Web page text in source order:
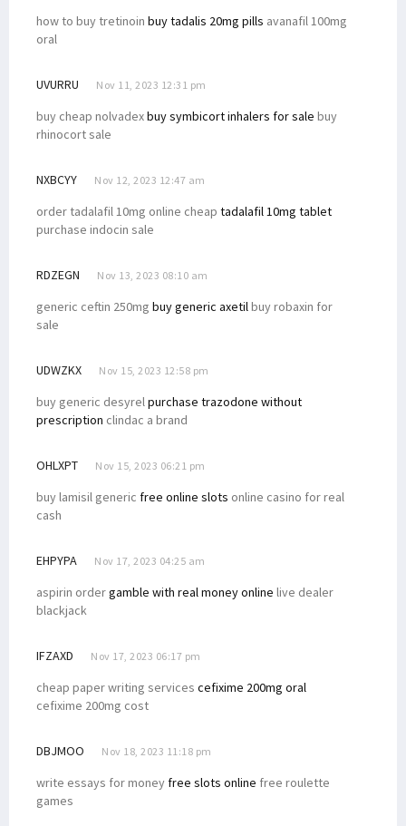
how to buy tretinoin buy tadalis 20mg pills avanafil 100mg
oral
UVURRU Nov 11, 2023 12:31 pm
buy cheap nolvadexbuy symbicort inhalers for sale buy
rhinocort sale
NXBCYY Nov 12, 2023 12:47 am
order tadalafil 10mg online cheap tadalafil 10mg tablet
purchase indocin sale
RDZEGN Nov 13, 2023 08:10 am
generic ceftin 250mg buy generic axetilbuy robaxin for
sale
UDWZKX Nov 15, 2023 12:58 pm
buy generic desyrelpurchase trazodone without
prescription clindac a brand
OHLXPT Nov 15, 2023 06:21 pm
buy lamisil generic free online slots online casino for real
cash
EHPYPA Nov 17, 2023 04:25 am
aspirin ordergamble with real money online live dealer
blackjack
IFZAXD Nov 17, 2023 06:17 pm
cheap paper writing services cefixime 200mg oral
cefixime 200mg cost
DBJMOO Nov 18, 2023 11:18 pm
write essays for money free slots online free roulette
games